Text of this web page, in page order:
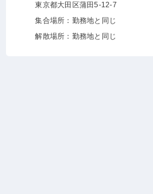
東京都大田区蒲田5-12-7
集合場所：勤務地と同じ
解散場所：勤務地と同じ